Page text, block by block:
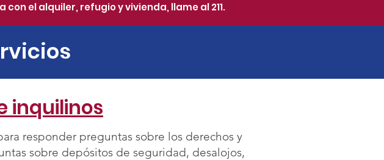
el alquiler, refugio y vivienda, llame al 211.
inquilinos
responder preguntas sobre los derechos y
sobre depósitos de seguridad, desalojos,